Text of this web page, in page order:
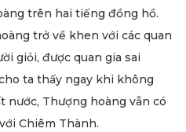
trên hai tiếng đồng hồ.
trở về khen với các quan
giỏi, được quan gia sai
ta thấy ngay khi không
Thượng hoàng vẫn có
Chiêm Thành.